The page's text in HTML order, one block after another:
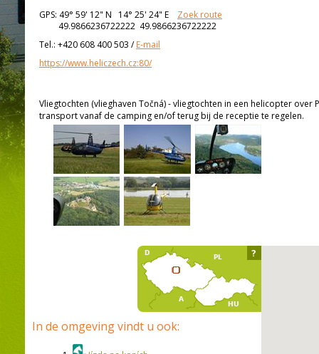
GPS: 49° 59' 12" N 14° 25' 24" E
Zoek route
49.9866236722222 49.9866236722222
Tel.: +420 608 400 503 /E-mail
https://www.heliczech.cz:80/
Vliegtochten (vlieghaven Točná) - vliegtochten in een helicopter
transport vanaf de camping en/of terug bij de receptie te regelen.
In de omgeving vindt u ook:
?